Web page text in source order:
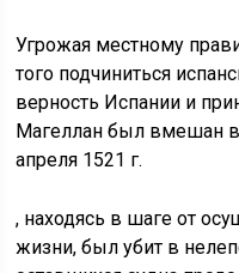
Угрожая местному
того подчиниться
верность Испании и
Магеллан был вмешан
апреля 1521 г.
, находясь в шаге от
жизни, был убит в